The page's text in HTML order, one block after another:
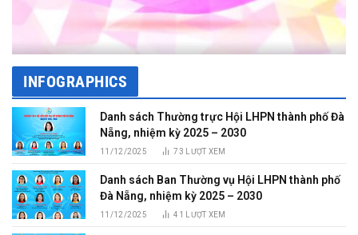
INFOGRAPHICS
Danh sách Thường trực Hội LHPN thành phố Đà
Nẵng, nhiệm kỳ 2025 – 2030
11/12/2025 73 LƯỢT XEM
Danh sách Ban Thường vụ Hội LHPN thành phố
Đà Nẵng, nhiệm kỳ 2025 – 2030
11/12/2025 41 LƯỢT XEM